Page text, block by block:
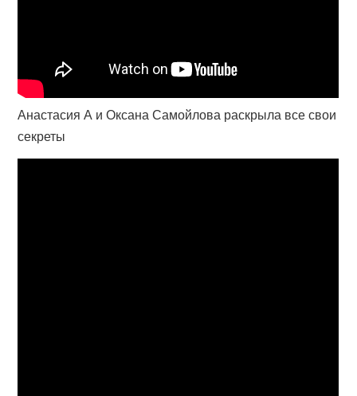
Анастасия А и Оксана Самойлова раскрыла все свои
секреты